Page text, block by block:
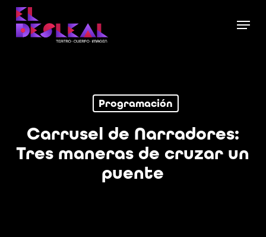
Skip
main
Menu
Programación
Carrusel de Narradores:
Tres maneras de cruzar un
puente